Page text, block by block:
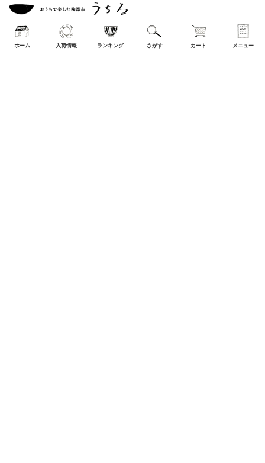
ホーム 入荷情報 ランキング さがす カート メニュー